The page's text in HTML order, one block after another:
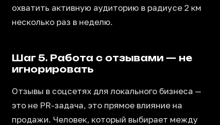
охватить активную аудиторию в радиусе 2 км
несколько раз в неделю.
Шаг 5. Работа с отзывами — не
игнорировать
Отзывы в соцсетях для локального бизнеса —
это не PR-задача, это прямое влияние на
продажи. Человек, который выбирает между